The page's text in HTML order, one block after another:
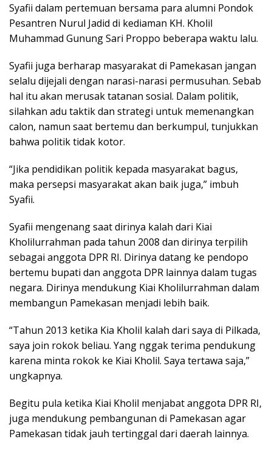
Syafii dalam pertemuan bersama para alumni Pondok
Pesantren Nurul Jadid di kediaman KH. Kholil
Muhammad Gunung Sari Proppo beberapa waktu lalu.
Syafii juga berharap masyarakat di Pamekasan jangan
selalu dijejali dengan narasi-narasi permusuhan. Sebab
hal itu akan merusak tatanan sosial. Dalam politik,
silahkan adu taktik dan strategi untuk memenangkan
calon, namun saat bertemu dan berkumpul, tunjukkan
bahwa politik tidak kotor.
“Jika pendidikan politik kepada masyarakat bagus,
maka persepsi masyarakat akan baik juga,” imbuh
Syafii.
Syafii mengenang saat dirinya kalah dari Kiai
Kholilurrahman pada tahun 2008 dan dirinya terpilih
sebagai anggota DPR RI. Dirinya datang ke pendopo
bertemu bupati dan anggota DPR lainnya dalam tugas
negara. Dirinya mendukung Kiai Kholilurrahman dalam
membangun Pamekasan menjadi lebih baik.
“Tahun 2013 ketika Kia Kholil kalah dari saya di Pilkada,
saya join rokok beliau. Yang nggak terima pendukung
karena minta rokok ke Kiai Kholil. Saya tertawa saja,”
ungkapnya.
Begitu pula ketika Kiai Kholil menjabat anggota DPR RI,
juga mendukung pembangunan di Pamekasan agar
Pamekasan tidak jauh tertinggal dari daerah lainnya.